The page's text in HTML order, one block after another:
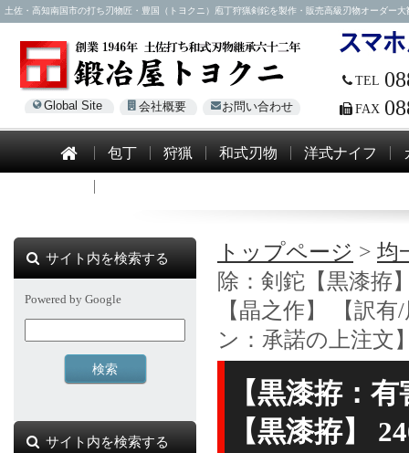
土佐・高知南国市の打ち刃物匠・豊国（トヨクニ）庖丁狩猟剣鉈を製作・販売高級刃物オーダー
Global Site 会社概要 お問い合わせ
TEL
FAX
包丁 狩猟 和式刃物 洋式ナイフ
トップページ > 均
除：剣鉈【黒漆拵
【晶之作】 【訳
ン：承諾の上注文
【黒漆拵：
【黒漆拵】
サイト内を検索する
Powered by Google
サイト内を検索する